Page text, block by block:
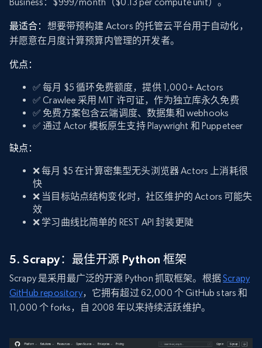
最适合： 想要带预构建 Actors 的托管云平台用于自动化，
并愿意在月度计算预算内管理的开发者。
优点：
✅ 每月 $5 循环免费额度，提供 1,000+ Actors
✅ Crawlee 采用 MIT 许可证，作为独立库永久免费
✅ 免费方案包含云端调度、数据集和 webhooks
✅ 通过 Actor 模板原生支持 Playwright 和 Puppeteer
缺点：
❌ 每月 $5 在计算密集型无头浏览器 Actors 上消耗很
快
❌ 当目标站点结构变化时，社区维护的 Actors 可能失
效
❌ 学习曲线比简单的 REST API 封装更陡
5. Scrapy：最佳开源 Python 框架
Scrapy 是采用最广泛的开源 Python 抓取框架。根据Scrapy
GitHub repository，它拥有超过 62,000 个 GitHub stars 和
11,000 个 forks，自 2008 年以来持续活跃维护。